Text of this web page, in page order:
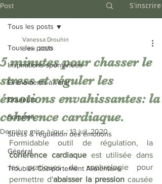
Post S'inscrire
Tous les posts
Inspirations spontanées
Evènements à venir
Douleurs
Sommeil
Stress & régulation des émotions
Général
Troubles Comportement Alimentaire
Tous les posts
5 minutes pour chasser le
stress et réguler les
émotions envahissantes: la
cohérence cardiaque.
Vanessa Drouhin
8 avr. 2020
Dernière mise à jour : 13 juil. 2020
cohérence cardiaque est utilisée dans
les pratiques de sophrologie pour
permettre d'abaisser la pression causée